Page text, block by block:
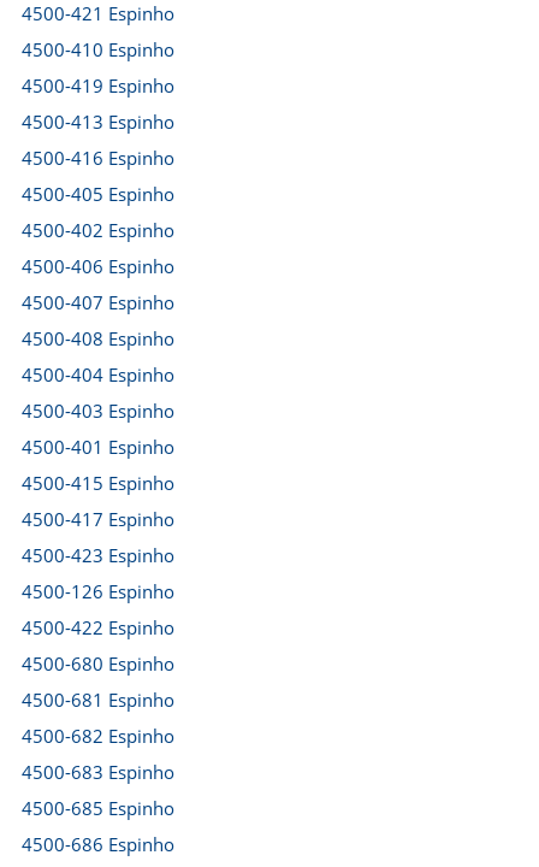
4500-421 Espinho
4500-410 Espinho
4500-419 Espinho
4500-413 Espinho
4500-416 Espinho
4500-405 Espinho
4500-402 Espinho
4500-406 Espinho
4500-407 Espinho
4500-408 Espinho
4500-404 Espinho
4500-403 Espinho
4500-401 Espinho
4500-415 Espinho
4500-417 Espinho
4500-423 Espinho
4500-126 Espinho
4500-422 Espinho
4500-680 Espinho
4500-681 Espinho
4500-682 Espinho
4500-683 Espinho
4500-685 Espinho
4500-686 Espinho